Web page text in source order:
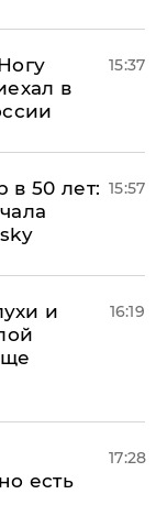
в
15:37
в 50 лет: 15:57
и
16:19
есть
17:28